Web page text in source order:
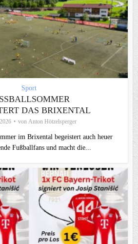
Sport
B
DAS BRIXENTAL
von Anton Hötzelsperger
im Brixental begeistert auch heuer
Fußballfans und macht die...